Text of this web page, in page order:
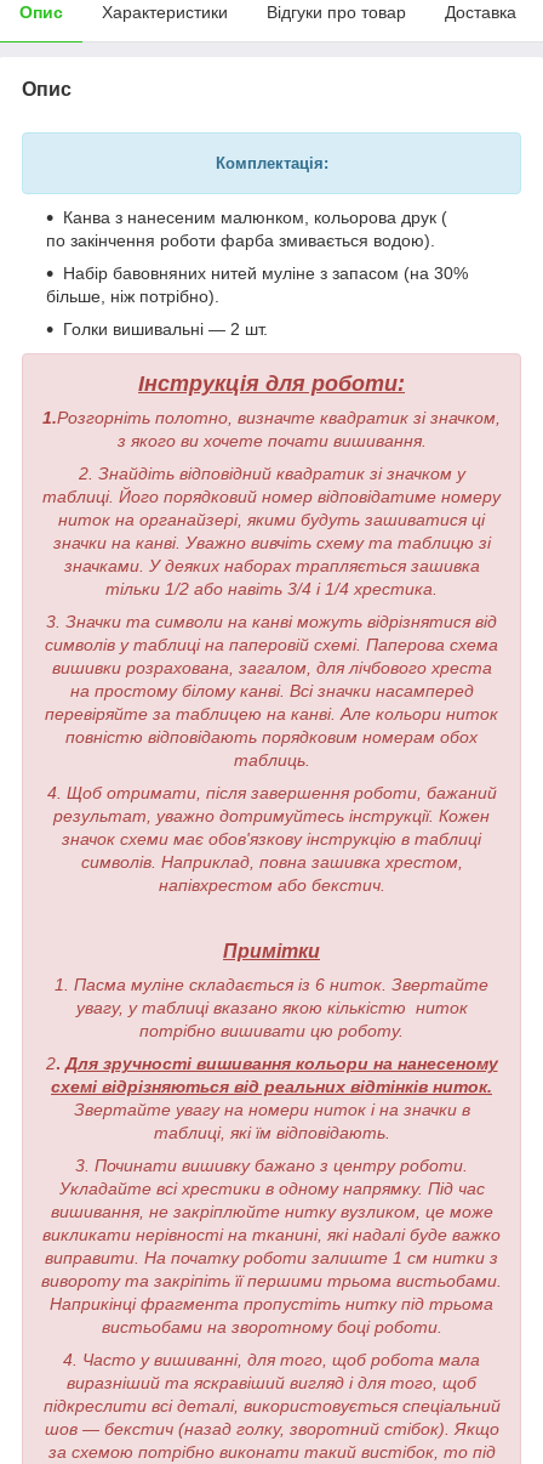
Опис Характеристики Відгуки про товар Доставка
Опис
Комплектація:
Канва з нанесеним малюнком, кольорова друк (
по закінчення роботи фарба змивається водою).
Набір бавовняних нитей муліне з запасом (на 30%
більше, ніж потрібно).
Голки вишивальні — 2 шт.
Інструкція для роботи:
1.Розгорніть полотно, визначте квадратик зі значком,
з якого ви хочете почати вишивання.
2. Знайдіть відповідний квадратик зі значком у
таблиці. Його порядковий номер відповідатиме номеру
ниток на органайзері, якими будуть зашиватися ці
значки на канві. Уважно вивчіть схему та таблицю зі
значками. У деяких наборах трапляється зашивка
тільки 1/2 або навіть 3/4 і 1/4 хрестика.
3. Значки та символи на канві можуть відрізнятися від
символів у таблиці на паперовій схемі. Паперова схема
вишивки розрахована, загалом, для лічбового хреста
на простому білому канві. Всі значки насамперед
перевіряйте за таблицею на канві. Але кольори ниток
повністю відповідають порядковим номерам обох
таблиць.
4. Щоб отримати, після завершення роботи, бажаний
результат, уважно дотримуйтесь інструкції. Кожен
значок схеми має обов'язкову інструкцію в таблиці
символів. Наприклад, повна зашивка хрестом,
напівхрестом або бекстич.
Примітки
1. Пасма муліне складається із 6 ниток. Звертайте
увагу, у таблиці вказано якою кількістю ниток
потрібно вишивати цю роботу.
2. Для зручності вишивання кольори на нанесеному
схемі відрізняються від реальних відтінків ниток.
Звертайте увагу на номери ниток і на значки в
таблиці, які їм відповідають.
3. Починати вишивку бажано з центру роботи.
Укладайте всі хрестики в одному напрямку. Під час
вишивання, не закріплюйте нитку вузликом, це може
викликати нерівності на тканині, які надалі буде важко
виправити. На початку роботи залиште 1 см нитки з
вивороту та закріпіть її першими трьома вистьобами.
Наприкінці фрагмента пропустіть нитку під трьома
вистьобами на зворотному боці роботи.
4. Часто у вишиванні, для того, щоб робота мала
виразніший та яскравіший вигляд і для того, щоб
підкреслити всі деталі, використовується спеціальний
шов — бекстич (назад голку, зворотний стібок). Якщо
за схемою потрібно виконати такий вистібок, то під